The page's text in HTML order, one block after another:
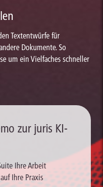
Textentwürfe für
Dokumente. So
um ein Vielfaches schneller
zur juris KI-
Ihre Arbeit
Ihre Praxis